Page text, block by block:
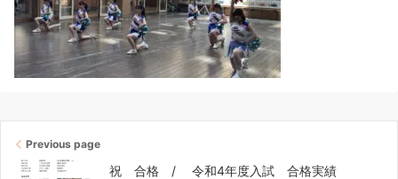
Previous page
祝 合格 / 令和4年度入試 合格実績